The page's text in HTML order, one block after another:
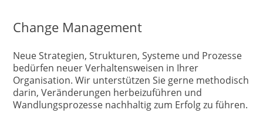
Change Management
Neue Strategien, Strukturen, Systeme und Prozesse
bedürfen neuer Verhaltensweisen in Ihrer
Organisation. Wir unterstützen Sie gerne methodisch
darin, Veränderungen herbeizuführen und
Wandlungsprozesse nachhaltig zum Erfolg zu führen.